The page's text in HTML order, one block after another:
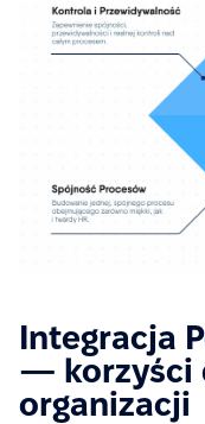
Integracja
— korzyści
organizacji